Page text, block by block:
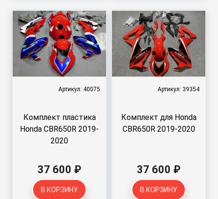
Артикул: 40075
Комплект пластика
Honda CBR650R 2019-
2020
37 600 ₽
В КОРЗИНУ
Артикул: 39354
Комплект для Honda
CBR650R 2019-2020
37 600 ₽
В КОРЗИНУ